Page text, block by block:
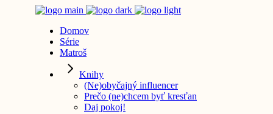
Domov
Série
Matroš
Knihy
(Ne)obyčajný influencer
Prečo (ne)chcem byť kresťan
Daj pokoj!